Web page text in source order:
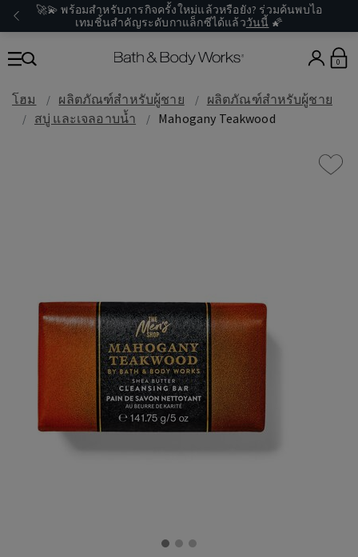
🚀💫 พร้อมสำหรับภารกิจครั้งใหม่แล้วหรือยัง? ร่วมค้นพบไอ
เทมชิ้นสำคัญระดับกาแล็กซีได้แล้ววันนี้ 🌠
0
โฮม ผลิตภัณฑ์สำหรับผู้ชาย
ผลิตภัณฑ์สำหรับผู้ชาย
สบู่ และเจลอาบน้ำ
Mahogany Teakwood